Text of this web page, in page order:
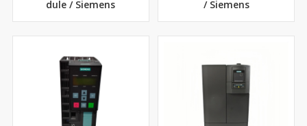
dule / Siemens
/ Siemens